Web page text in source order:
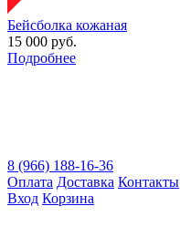
Бейсболка кожаная
15 000 руб.
Подробнее
8 (966) 188-16-36
Оплата Доставка Контакты
Вход Корзина